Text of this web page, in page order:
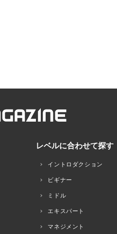
レベルに合わせて探す
イントロダクション
ビギナー
ミドル
エキスパート
マネジメント